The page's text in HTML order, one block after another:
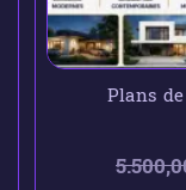
Plans